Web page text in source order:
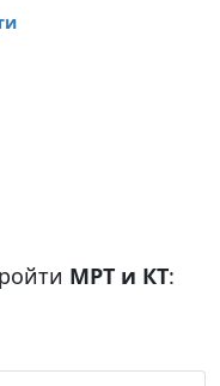
МРТ и КТ: